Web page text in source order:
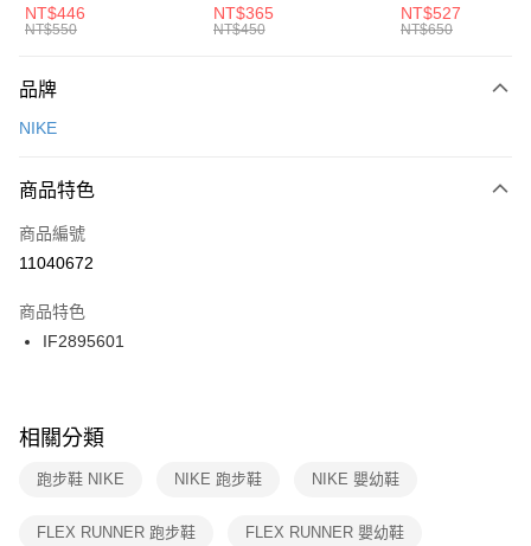
元大商業銀行
台灣樂天信用卡公司
AFTEE先享後付
【關於「AFTEE先享後付」】
便利好安心！
３．安心：先確認商品／服務後，再付款。
【「AFTEE先享後付」結帳流程】
１．於結帳方式選擇「AFTEE先享後付」後，將跳轉至「AFTEE先享後付」
２．訂單成立數日內，您將收到繳費通知簡訊。
３．收到繳費通知簡訊後14天內，點擊此簡訊中的連結，可透過四大超商／
ATM／網路銀行／等多元方式進行付款，方視為交易完成。
※ 交易是否成功請以「AFTEE先享後付 」之結帳頁面顯示為準，若有關於
是否繳費成功／繳費後需取消欲退款等相關疑問，請聯繫「AFTEE先享後付
客戶支援中心」
https://netprotections.freshdesk.com/support/home
１．透過由恩沛科技股份有限公司提供之「AFTEE先享後付」服務完成之交
運送方式
每筆NT$100，滿NT$1,500(含以上)免運費
宅配
每筆NT$100，滿NT$1,500(含以上)免運費
付款後門市自取
每筆NT$100，滿NT$1,500(含以上)免運費
中統襪 FZ3393100
NT$446
NT$550
EMBRDY 男女 短統襪
FZ3073133
NT$365
NT$450
BA5871010
NT$527
NT$650
品牌
NIKE
商品特色
商品編號
11040672
商品特色
IF2895601
相關分類
跑步鞋 NIKE NIKE 跑步鞋 NIKE 嬰幼鞋
FLEX RUNNER 跑步鞋 FLEX RUNNER 嬰幼鞋